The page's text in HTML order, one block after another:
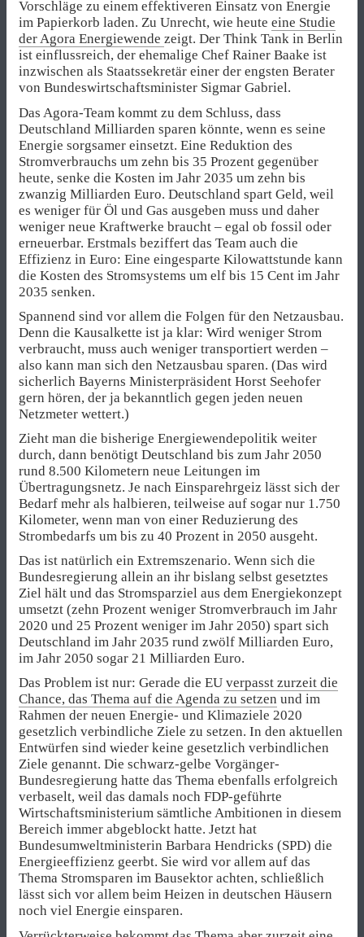
Vorschläge zu einem effektiveren Einsatz von Energie
im Papierkorb laden. Zu Unrecht, wie heute eine Studie
der Agora Energiewende zeigt. Der Think Tank in Berlin
ist einflussreich, der ehemalige Chef Rainer Baake ist
inzwischen als Staatssekretär einer der engsten Berater
von Bundeswirtschaftsminister Sigmar Gabriel.
Das Agora-Team kommt zu dem Schluss, dass
Deutschland Milliarden sparen könnte, wenn es seine
Energie sorgsamer einsetzt. Eine Reduktion des
Stromverbrauchs um zehn bis 35 Prozent gegenüber
heute, senke die Kosten im Jahr 2035 um zehn bis
zwanzig Milliarden Euro. Deutschland spart Geld, weil
es weniger für Öl und Gas ausgeben muss und daher
weniger neue Kraftwerke braucht – egal ob fossil oder
erneuerbar. Erstmals beziffert das Team auch die
Effizienz in Euro: Eine eingesparte Kilowattstunde kann
die Kosten des Stromsystems um elf bis 15 Cent im Jahr
2035 senken.
Spannend sind vor allem die Folgen für den Netzausbau.
Denn die Kausalkette ist ja klar: Wird weniger Strom
verbraucht, muss auch weniger transportiert werden –
also kann man sich den Netzausbau sparen. (Das wird
sicherlich Bayerns Ministerpräsident Horst Seehofer
gern hören, der ja bekanntlich gegen jeden neuen
Netzmeter wettert.)
Zieht man die bisherige Energiewendepolitik weiter
durch, dann benötigt Deutschland bis zum Jahr 2050
rund 8.500 Kilometern neue Leitungen im
Übertragungsnetz. Je nach Einsparehrgeiz lässt sich der
Bedarf mehr als halbieren, teilweise auf sogar nur 1.750
Kilometer, wenn man von einer Reduzierung des
Strombedarfs um bis zu 40 Prozent in 2050 ausgeht.
Das ist natürlich ein Extremszenario. Wenn sich die
Bundesregierung allein an ihr bislang selbst gesetztes
Ziel hält und das Stromsparziel aus dem Energiekonzept
umsetzt (zehn Prozent weniger Stromverbrauch im Jahr
2020 und 25 Prozent weniger im Jahr 2050) spart sich
Deutschland im Jahr 2035 rund zwölf Milliarden Euro,
im Jahr 2050 sogar 21 Milliarden Euro.
Das Problem ist nur: Gerade die EU verpasst zurzeit die
Chance, das Thema auf die Agenda zu setzen und im
Rahmen der neuen Energie- und Klimaziele 2020
gesetzlich verbindliche Ziele zu setzen. In den aktuellen
Entwürfen sind wieder keine gesetzlich verbindlichen
Ziele genannt. Die schwarz-gelbe Vorgänger-
Bundesregierung hatte das Thema ebenfalls erfolgreich
verbaselt, weil das damals noch FDP-geführte
Wirtschaftsministerium sämtliche Ambitionen in diesem
Bereich immer abgeblockt hatte. Jetzt hat
Bundesumweltministerin Barbara Hendricks (SPD) die
Energieeffizienz geerbt. Sie wird vor allem auf das
Thema Stromsparen im Bausektor achten, schließlich
lässt sich vor allem beim Heizen in deutschen Häusern
noch viel Energie einsparen.